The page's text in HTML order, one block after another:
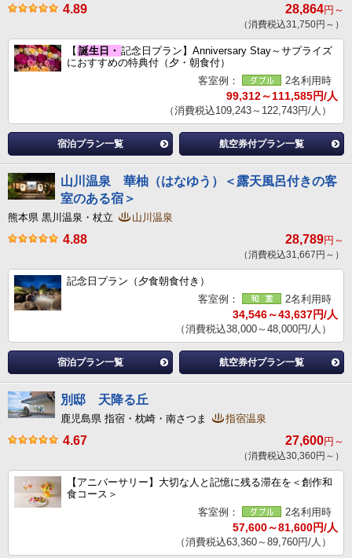
4.89 28,864円～
（消費税込31,750円～）
【 誕生日・ 記念日プラン】Anniversary Stay～サプライズ
におすすめの特典付（夕・朝食付）
客室例：
2名利用時
99,312～111,585円/人
（消費税込109,243～122,743円/人）
宿泊プラン一覧 航空券付プラン一覧
山川温泉 華柚（はなゆう）＜露天風呂付きの客
室のある宿＞
熊本県 黒川温泉・杖立 山川温泉
4.88 28,789円～
（消費税込31,667円～）
記念日プラン（夕食朝食付き）
客室例：
2名利用時
34,546～43,637円/人
（消費税込38,000～48,000円/人）
宿泊プラン一覧 航空券付プラン一覧
別邸 天降る丘
鹿児島県 指宿・枕崎・南さつま 指宿温泉
4.67 27,600円～
（消費税込30,360円～）
【アニバーサリー】大切な人と記憶に残る滞在を＜創作和
食コース＞
客室例：
2名利用時
57,600～81,600円/人
（消費税込63,360～89,760円/人）